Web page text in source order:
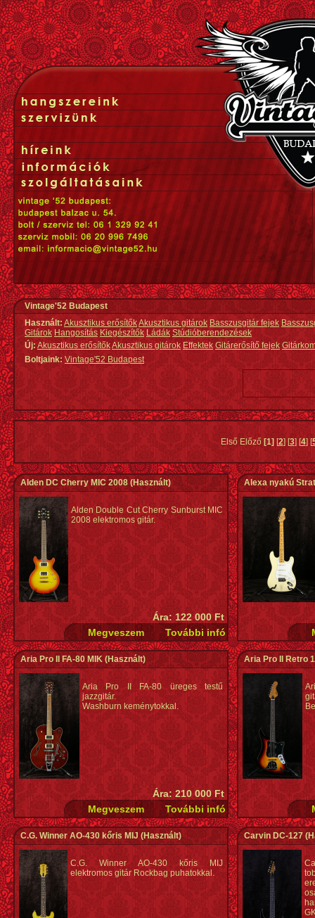
Vintage'52 Budapest
Használt: Akusztikus erősítőkAkusztikus gitárok Basszusgitár fejek
Gitárok Hangosítás Kiegészítők Ládák Stúdióberendezések
Új:Akusztikus erősítőkAkusztikus gitárok Effektek Gitárerősítő fejek
Boltjaink: Vintage'52 Budapest
Első Előző [1][2] [3] [4] [
Alden DC Cherry MIC 2008(Használt)
Alden Double Cut Cherry Sunburst MIC
2008 elektromos gitár.
Ára: 122 000 Ft
Alexa nyakú
Aria Pro II FA-80 MIK (Használt)
Aria Pro II FA-80 üreges testű
jazzgitár.
Washburn keménytokkal.
Ára: 210 000 Ft
Aria Pro II Retro
C.G. Winner AO-430 kőris MIJ (Használt)
C.G. Winner AO-430 kőris MIJ
elektromos gitár Rockbag puhatokkal.
Carvin DC-127